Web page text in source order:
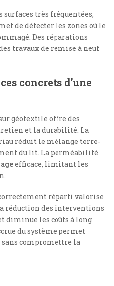
surfaces très fréquentées,
de détecter les zones où le
Des réparations
travaux de remise à neuf
concrets d’une
géotextile offre des
et la durabilité. La
réduit le mélange terre-
du lit. La perméabilité
efficace, limitant les
réparti valorise
réduction des interventions
diminue les coûts à long
du système permet
sans compromettre la